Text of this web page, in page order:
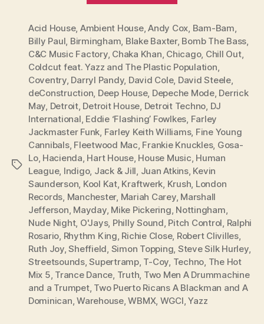
der
House
Music“
Schlagwörter
Acid House, Ambient House,Andy Cox, Bam-Bam,
Billy Paul, Birmingham, Blake Baxter, Bomb The Bass,
C&C Music Factory, Chaka Khan, Chicago, Chill Out,
Coldcut feat. Yazz and The Plastic Population,
Coventry, Darryl Pandy, David Cole, David Steele,
deConstruction, Deep House, Depeche Mode, Derrick
May, Detroit, Detroit House, Detroit Techno, DJ
International, Eddie ‘Flashing’ Fowlkes, Farley
Jackmaster Funk, Farley Keith Williams, Fine Young
Cannibals, Fleetwood Mac, Frankie Knuckles, Gosa-
Lo, Hacienda, Hart House, House Music, Human
League, Indigo, Jack & Jill, Juan Atkins, Kevin
Saunderson, Kool Kat, Kraftwerk, Krush, London
Records, Manchester, Mariah Carey, Marshall
Jefferson, Mayday, Mike Pickering, Nottingham,
Nude Night, O'Jays, Philly Sound, Pitch Control, Ralphi
Rosario, Rhythm King, Richie Close, Robert Clivilles,
Ruth Joy,Sheffield, Simon Topping, Steve Silk Hurley,
Streetsounds,Supertramp, T-Coy, Techno, The Hot
Mix 5, Trance Dance, Truth, Two Men A Drummachine
and a Trumpet, Two Puerto Ricans A Blackman and A
Dominican,Warehouse,WBMX, WGCI,Yazz